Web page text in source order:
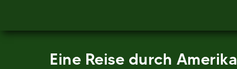
Eine Reise durch Amerika